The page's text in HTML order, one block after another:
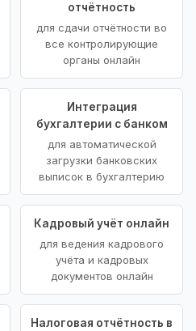
отчётность
для сдачи отчётности во
все контролирующие
органы онлайн
Интеграция
бухгалтерии с банком
для автоматической
загрузки банковских
выписок в бухгалтерию
Кадровый учёт онлайн
для ведения кадрового
учёта и кадровых
документов онлайн
Налоговая отчётность в